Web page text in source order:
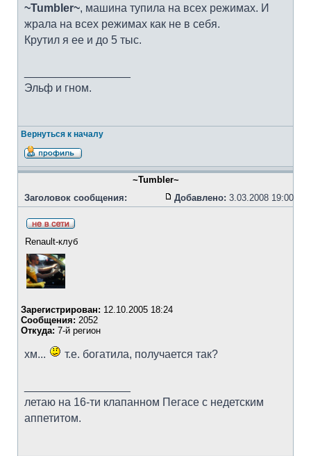
~Tumbler~, машина тупила на всех режимах. И
жрала на всех режимах как не в себя.
Крутил я ее и до 5 тыс.
Эльф и гном.
Вернуться к началу
~Tumbler~
Заголовок сообщения:
Добавлено: 3.03.2008 19:00
Renault-клуб
Зарегистрирован: 12.10.2005 18:24
Сообщения: 2052
Откуда: 7-й регион
хм... т.е. богатила, получается так?
летаю на 16-ти клапанном Пегасе с недетским
аппетитом.